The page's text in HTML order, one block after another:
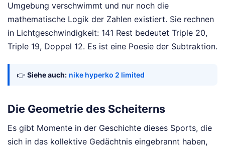
Umgebung verschwimmt und nur noch die
mathematische Logik der Zahlen existiert. Sie rechnen
in Lichtgeschwindigkeit: 141 Rest bedeutet Triple 20,
Triple 19, Doppel 12. Es ist eine Poesie der Subtraktion.
👉 Siehe auch: nike hyperko 2 limited
Die Geometrie des Scheiterns
Es gibt Momente in der Geschichte dieses Sports, die
sich in das kollektive Gedächtnis eingebrannt haben,